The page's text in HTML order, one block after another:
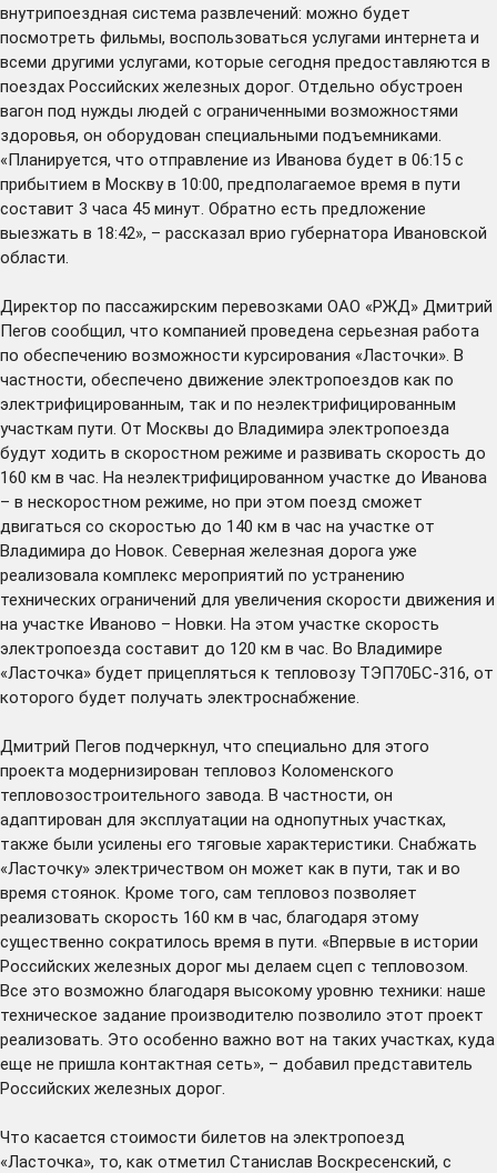
внутрипоездная система развлечений: можно будет
посмотреть фильмы, воспользоваться услугами интернета и
всеми другими услугами, которые сегодня предоставляются в
поездах Российских железных дорог. Отдельно обустроен
вагон под нужды людей с ограниченными возможностями
здоровья, он оборудован специальными подъемниками.
«Планируется, что отправление из Иванова будет в 06:15 с
прибытием в Москву в 10:00, предполагаемое время в пути
составит 3 часа 45 минут. Обратно есть предложение
выезжать в 18:42», – рассказал врио губернатора Ивановской
области.
Директор по пассажирским перевозками ОАО «РЖД» Дмитрий
Пегов сообщил, что компанией проведена серьезная работа
по обеспечению возможности курсирования «Ласточки». В
частности, обеспечено движение электропоездов как по
электрифицированным, так и по неэлектрифицированным
участкам пути. От Москвы до Владимира электропоезда
будут ходить в скоростном режиме и развивать скорость до
160 км в час. На неэлектрифицированном участке до Иванова
– в нескоростном режиме, но при этом поезд сможет
двигаться со скоростью до 140 км в час на участке от
Владимира до Новок. Северная железная дорога уже
реализовала комплекс мероприятий по устранению
технических ограничений для увеличения скорости движения и
на участке Иваново – Новки. На этом участке скорость
электропоезда составит до 120 км в час. Во Владимире
«Ласточка» будет прицепляться к тепловозу ТЭП70БС-316, от
которого будет получать электроснабжение.
Дмитрий Пегов подчеркнул, что специально для этого
проекта модернизирован тепловоз Коломенского
тепловозостроительного завода. В частности, он
адаптирован для эксплуатации на однопутных участках,
также были усилены его тяговые характеристики. Снабжать
«Ласточку» электричеством он может как в пути, так и во
время стоянок. Кроме того, сам тепловоз позволяет
реализовать скорость 160 км в час, благодаря этому
существенно сократилось время в пути. «Впервые в истории
Российских железных дорог мы делаем сцеп с тепловозом.
Все это возможно благодаря высокому уровню техники: наше
техническое задание производителю позволило этот проект
реализовать. Это особенно важно вот на таких участках, куда
еще не пришла контактная сеть», – добавил представитель
Российских железных дорог.
Что касается стоимости билетов на электропоезд
«Ласточка», то, как отметил Станислав Воскресенский, с